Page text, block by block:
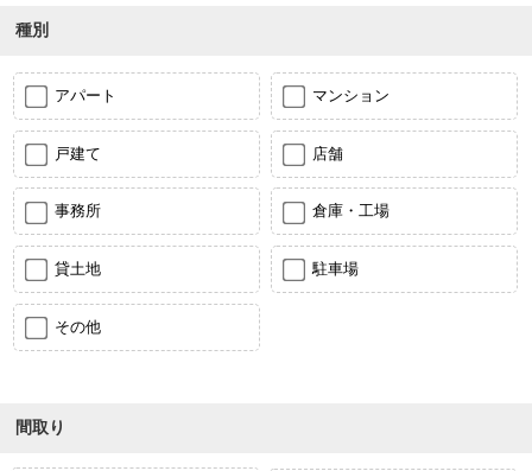
種別
アパート マンション
戸建て 店舗
事務所 倉庫・工場
貸土地 駐車場
その他
間取り